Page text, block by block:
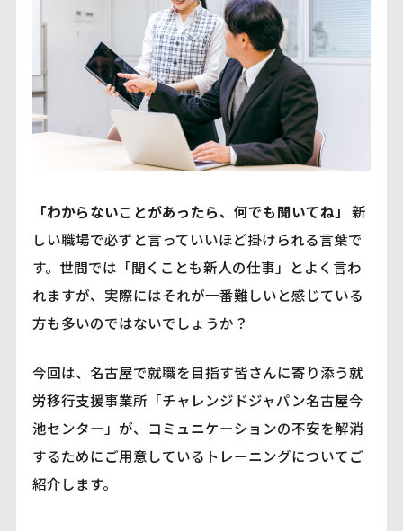
「わからないことがあったら、何でも聞いてね」 新
しい職場で必ずと言っていいほど掛けられる言葉で
す。世間では「聞くことも新人の仕事」とよく言わ
れますが、実際にはそれが一番難しいと感じている
方も多いのではないでしょうか？
今回は、名古屋で就職を目指す皆さんに寄り添う就
労移行支援事業所「チャレンジドジャパン名古屋今
池センター」が、コミュニケーションの不安を解消
するためにご用意しているトレーニングについてご
紹介します。